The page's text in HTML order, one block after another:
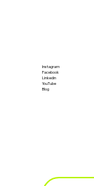
Instagram
Facebook
Linkedin
YouTube
Blog